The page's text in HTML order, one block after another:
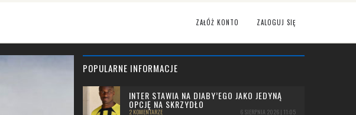
ZAŁÓŻ KONTO ZALOGUJ SIĘ
POPULARNE INFORMACJE
INTER STAWIA NA DIABY’EGO JAKO JEDYNĄ
OPCJĘ NA SKRZYDŁO
2 KOMENTARZE 6 SIERPNIA 2026 | 11:05